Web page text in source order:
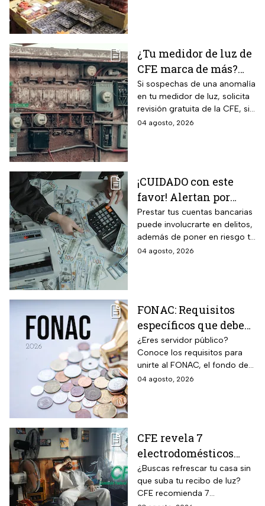
¿Tu medidor de luz de
CFE marca de más?
Así puedes saber si
presenta una falla
Si sospechas de una anomalía
en tu medidor de luz, solicita
revisión gratuita de la CFE, si
hay falla es totalmente
04 agosto, 2026
¡CUIDADO con este
favor! Alertan por
préstamo de cuentas
bancarias: razón por la
que debes decir que
Prestar tus cuentas bancarias
puede involucrarte en delitos,
además de poner en riesgo tu
patrimonio y situación legal;
04 agosto, 2026
FONAC: Requisitos
específicos que deben
cumplir los
trabajadores para
participar en él
¿Eres servidor público?
Conoce los requisitos para
unirte al FONAC, el fondo de
ahorro Capitalizable de los
04 agosto, 2026
CFE revela 7
electrodomésticos
para combatir el calor
sin que se dispare tu
recibo de luz
¿Buscas refrescar tu casa sin
que suba tu recibo de luz?
CFE recomienda 7